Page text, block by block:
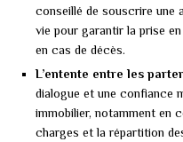
conseillé de souscrire une
vie pour garantir la prise
en cas de décès.
L’entente entre les
dialogue et une confiance
immobilier, notamment en
charges et la répartition